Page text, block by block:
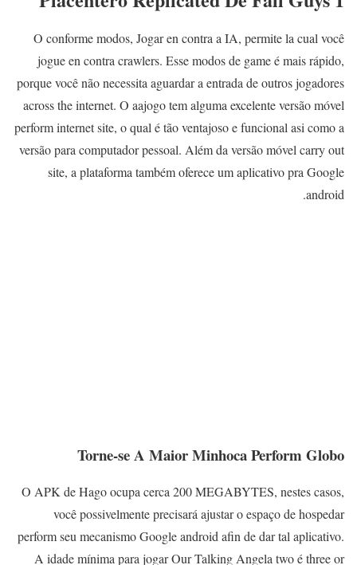
O conforme modos, Jogar en contra a IA, permite la cual você
jogue en contra crawlers. Esse modos de game é mais rápido,
porque você não necessita aguardar a entrada de outros jogadores
across the internet. O aajogo tem alguma excelente versão móvel
perform internet site, o qual é tão ventajoso e funcional asi como a
versão para computador pessoal. Além da versão móvel carry out
site, a plataforma também oferece um aplicativo pra Google
android.
Torne-se A Maior Minhoca Perform Globo
O APK de Hago ocupa cerca 200 MEGABYTES, nestes casos,
você possivelmente precisará ajustar o espaço de hospedar
perform seu mecanismo Google android afin de dar tal aplicativo.
A idade mínima para jogar Our Talking Angela two é three or